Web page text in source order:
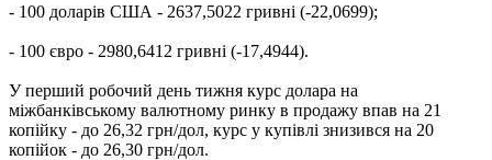
- 100 доларів США - 2637,5022 гривні (-22,0699);
- 100 євро - 2980,6412 гривні (-17,4944).
У перший робочий день тижня курс долара на
міжбанківському валютному ринку в продажу впав на 21
копійку - до 26,32 грн/дол, курс у купівлі знизився на 20
копійок - до 26,30 грн/дол.